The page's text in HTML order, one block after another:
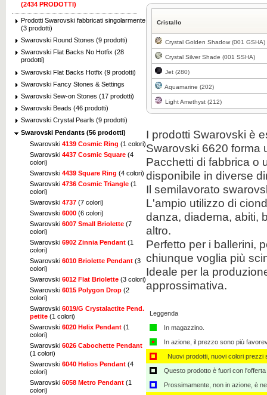
(2434 PRODOTTI)
Prodotti Swarovski fabbricati singolarmente
(3 prodotti)
Swarovski Round Stones (9 prodotti)
Swarovski Flat Backs No Hotfix (28
prodotti)
Swarovski Flat Backs Hotfix (9 prodotti)
Swarovski Fancy Stones & Settings
Swarovski Sew-on Stones (17 prodotti)
Swarovski Beads (46 prodotti)
Swarovski Crystal Pearls (9 prodotti)
Swarovski Pendants (56 prodotti)
Swarovski 4139 Cosmic Ring (1 colori)
Swarovski 4437 Cosmic Square (4
colori)
Swarovski 4439 Square Ring (4 colori)
Swarovski 4736 Cosmic Triangle (1
colori)
Swarovski 4737 (7 colori)
Swarovski 6000 (6 colori)
Swarovski 6007 Small Briolette (7
colori)
Swarovski 6902 Zinnia Pendant (1
colori)
Swarovski 6010 Briolette Pendant (3
colori)
Swarovski 6012 Flat Briolette (3 colori)
Swarovski 6015 Polygon Drop (2
colori)
Swarovski 6019/G Crystalactite Pend.
petite (1 colori)
Swarovski 6020 Helix Pendant (1
colori)
Swarovski 6026 Cabochette Pendant
(1 colori)
Swarovski 6040 Helios Pendant (4
colori)
Swarovski 6058 Metro Pendant (1
colori)
Cristallo
Crystal Golden Shadow (001 GSHA)
Crystal Silver Shade (001 SSHA)
Jet (280)
Aquamarine (202)
Light Amethyst (212)
I prodotti Swarovski è
Swarovski 6620 forma
Pacchetti di fabbrica o
disponibile in diverse
Il semilavorato
L'ampio utilizzo di
danza, diadema, abiti,
altro.
Perfetto per i ballerini,
chiunque voglia più
Ideale per la
approssimativa.
Leggenda
In magazzino.
In azione, il prezzo sono più
Nuovi prodotti, nuovi colori prezzi
Questo prodotto è fuori con
Prossimamente, non in azione, è